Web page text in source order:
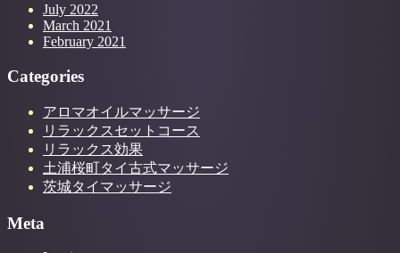
July 2022
March 2021
February 2021
Categories
アロマオイルマッサージ
リラックスセットコース
リラックス効果
土浦桜町タイ古式マッサージ
茨城タイマッサージ
Meta